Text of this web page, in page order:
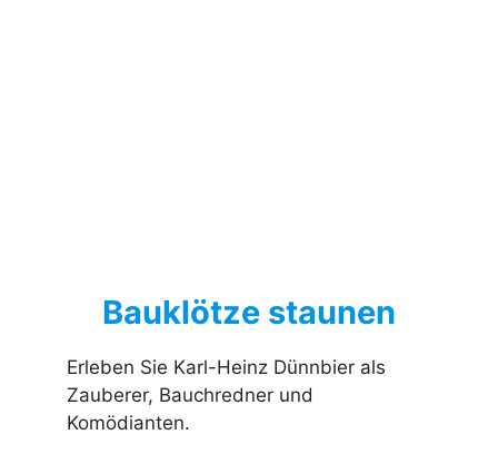
Bauklötze staunen
Erleben Sie Karl-Heinz Dünnbier als
Zauberer, Bauchredner und
Komödianten.